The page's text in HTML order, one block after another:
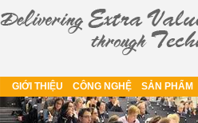
GIỚI THIỆU CÔNG NGHỆ SẢN PHẨM